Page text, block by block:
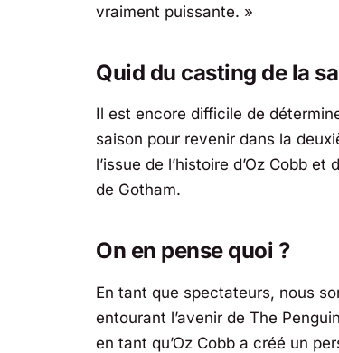
vraiment puissante. »
Quid du casting de la
Il est encore difficile de
saison pour revenir dans la
l’issue de l’histoire d’Oz Cobb
de Gotham.
On en pense quoi ?
En tant que spectateurs, nous
entourant l’avenir de The Penguin
en tant qu’Oz Cobb a créé un